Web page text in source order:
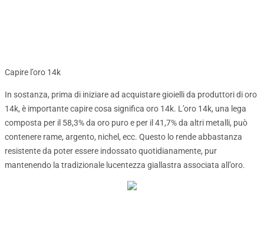
Capire l’oro 14k
In sostanza, prima di iniziare ad acquistare gioielli da produttori di oro
14k, è importante capire cosa significa oro 14k. L’oro 14k, una lega
composta per il 58,3% da oro puro e per il 41,7% da altri metalli, può
contenere rame, argento, nichel, ecc. Questo lo rende abbastanza
resistente da poter essere indossato quotidianamente, pur
mantenendo la tradizionale lucentezza giallastra associata all’oro.